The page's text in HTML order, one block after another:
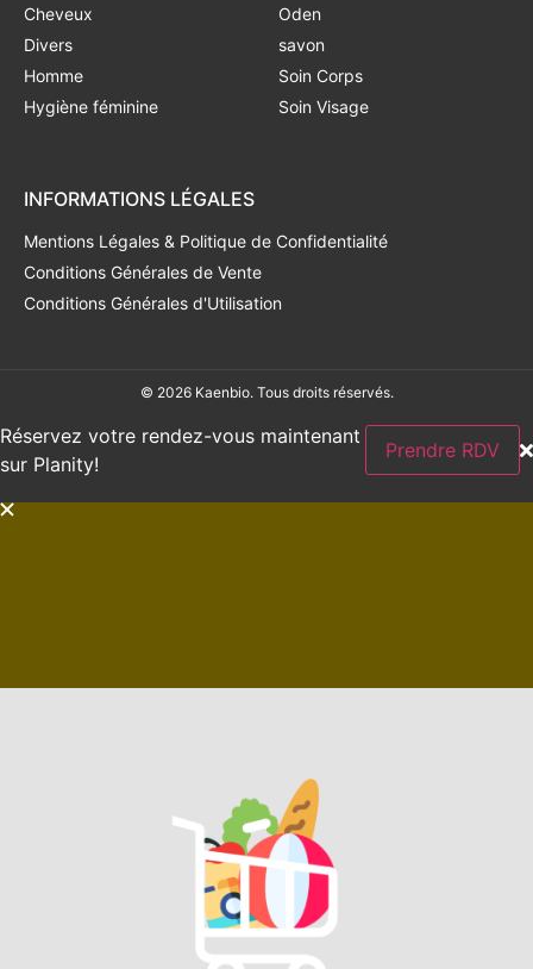
Cheveux
Divers
Homme
Hygiène féminine
Oden
savon
Soin Corps
Soin Visage
INFORMATIONS LÉGALES
Mentions Légales & Politique de Confidentialité
Conditions Générales de Vente
Conditions Générales d'Utilisation
© 2026 Kaenbio. Tous droits réservés.
Réservez votre rendez-vous maintenant
sur Planity!
Prendre RDV